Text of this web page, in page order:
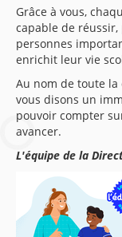
Grâce à vous,
capable de réussir,
personnes
enrichit leur vie
Au nom de toute la
vous disons un
pouvoir compter
avancer.
L'équipe de la